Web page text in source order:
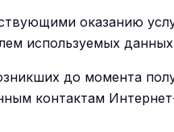
оказанию
используемых
до момента
контактам